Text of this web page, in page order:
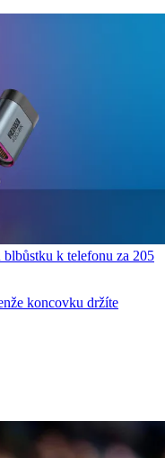
k telefonu za 205
koncovku držíte